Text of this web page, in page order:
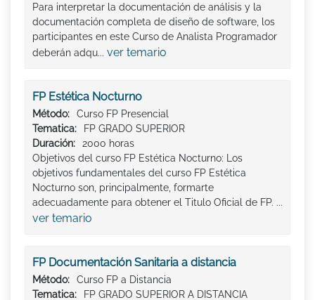
Para interpretar la documentación de análisis y la
documentación completa de diseño de software, los
participantes en este Curso de Analista Programador
deberán adqu... ver temario
FP Estética Nocturno
Método:
Curso FP Presencial
Tematica:
FP GRADO SUPERIOR
Duración:
2000 horas
Objetivos del curso FP Estética Nocturno: Los
objetivos fundamentales del curso FP Estética
Nocturno son, principalmente, formarte
adecuadamente para obtener el Titulo Oficial de FP. ...
ver temario
FP Documentación Sanitaria a distancia
Método:
Curso FP a Distancia
Tematica:
FP GRADO SUPERIOR A DISTANCIA